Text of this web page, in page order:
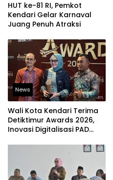
HUT ke-81 RI, Pemkot
Kendari Gelar Karnaval
Juang Penuh Atraksi
News
Wali Kota Kendari Terima
Detiktimur Awards 2026,
Inovasi Digitalisasi PAD